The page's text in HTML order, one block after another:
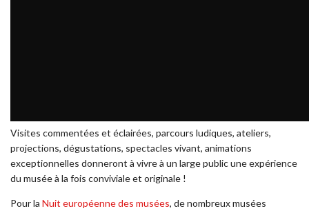
Visites commentées et éclairées, parcours ludiques, ateliers,
projections, dégustations, spectacles vivant, animations
exceptionnelles donneront à vivre à un large public une expérience
du musée à la fois conviviale et originale !
Pour la Nuit européenne des musées, de nombreux musées